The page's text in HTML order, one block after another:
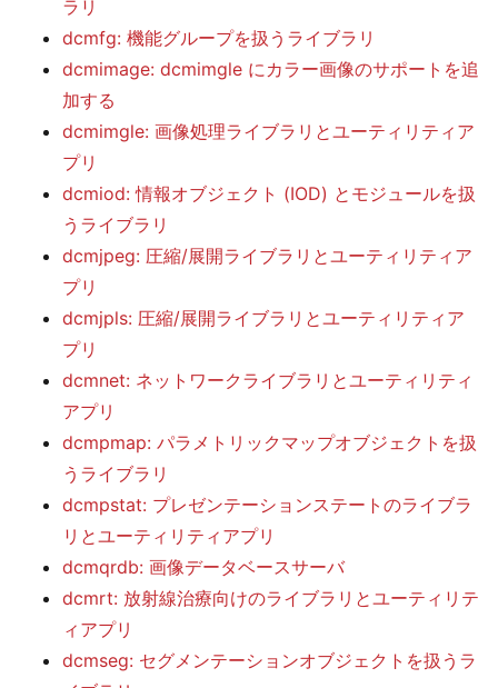
ラリ
dcmfg: 機能グループを扱うライブラリ
dcmimage: dcmimgle にカラー画像のサポートを追
加する
dcmimgle: 画像処理ライブラリとユーティリティア
プリ
dcmiod: 情報オブジェクト (IOD) とモジュールを扱
うライブラリ
dcmjpeg: 圧縮/展開ライブラリとユーティリティア
プリ
dcmjpls: 圧縮/展開ライブラリとユーティリティア
プリ
dcmnet: ネットワークライブラリとユーティリティ
アプリ
dcmpmap: パラメトリックマップオブジェクトを扱
うライブラリ
dcmpstat: プレゼンテーションステートのライブラ
リとユーティリティアプリ
dcmqrdb: 画像データベースサーバ
dcmrt: 放射線治療向けのライブラリとユーティリテ
ィアプリ
dcmseg: セグメンテーションオブジェクトを扱うラ